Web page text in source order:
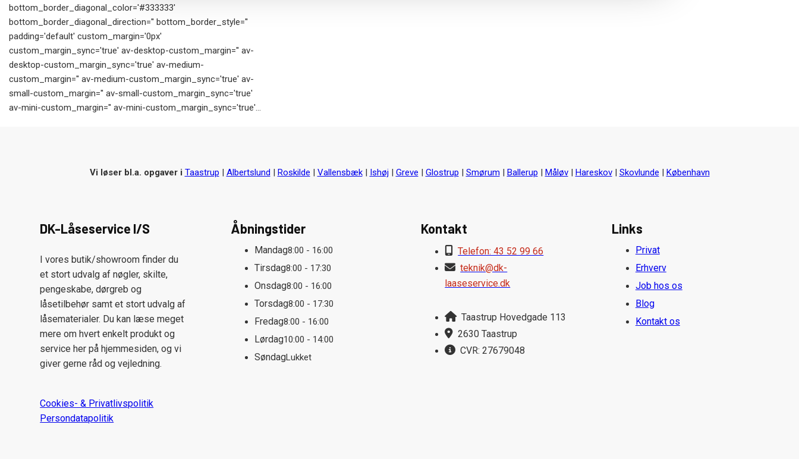
bottom_border_diagonal_color='#333333'
bottom_border_diagonal_direction='' bottom_border_style=''
padding='default' custom_margin='0px'
custom_margin_sync='true' av-desktop-custom_margin='' av-
desktop-custom_margin_sync='true' av-medium-
custom_margin='' av-medium-custom_margin_sync='true' av-
small-custom_margin='' av-small-custom_margin_sync='true'
av-mini-custom_margin='' av-mini-custom_margin_sync='true'…
Vi løser bl.a. opgaver i Taastrup Albertslund Roskilde Vallensbæk| Ishøj| Greve Glostrup Smørum Ballerup Måløv| Hareskov| Skovlunde København
DK-Låseservice I/S
I vores butik/showroom finder du
et stort udvalg af nøgler, skilte,
pengeskabe, dørgreb og
låsetilbehør samt et stort udvalg af
låsematerialer. Du kan læse meget
mere om hvert enkelt produkt og
service her på hjemmesiden, og vi
giver gerne råd og vejledning.
Cookies- & Privatlivspolitik
Persondatapolitik
Åbningstider
Mandag8:00 - 16:00
Tirsdag8:00 - 17:30
Onsdag8:00 - 16:00
Torsdag8:00 - 17:30
Fredag8:00 - 16:00
Lørdag10:00 - 14:00
SøndagLukket
Kontakt
Telefon: 43 52 99 66
teknik@dk-
laaseservice.dk
Taastrup Hovedgade 113
2630 Taastrup
CVR: 27679048
Links
Privat
Erhverv
Job hos os
Blog
Kontakt os